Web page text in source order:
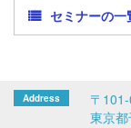
セミナーの一
〒
東京